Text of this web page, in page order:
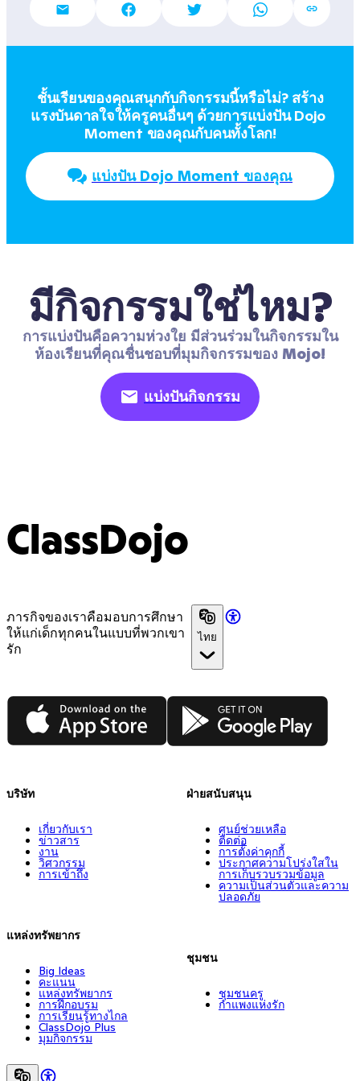
ชั้นเรียนของคุณสนุกกับกิจกรรมนี้หรือไม่? สร้าง
แรงบันดาลใจให้ครูคนอื่นๆ ด้วยการแบ่งปัน Dojo
Moment ของคุณกับคนทั้งโลก!
แบ่งปัน Dojo Moment ของคุณ
มีกิจกรรมใช่ไหม?
การแบ่งปันคือความห่วงใย มีส่วนร่วมในกิจกรรมใน
ห้องเรียนที่คุณชื่นชอบที่มุมกิจกรรมของ Mojo!
แบ่งปันกิจกรรม
ClassDojo
ภารกิจของเราคือมอบการศึกษา
ให้แก่เด็กทุกคนในแบบที่พวกเขา
รัก
ไทย
App Store Google Play
บริษัท
เกี่ยวกับเรา
ข่าวสาร
งาน
วิศวกรรม
การเข้าถึง
แหล่งทรัพยากร
Big Ideas
คะแนน
แหล่งทรัพยากร
การฝึกอบรม
การเรียนรู้ทางไกล
ClassDojo Plus
มุมกิจกรรม
ฝ่ายสนับสนุน
ศูนย์ช่วยเหลือ
ติดต่อ
การตั้งค่าคุกกี้
ประกาศความโปร่งใสใน
การเก็บรวบรวมข้อมูล
ความเป็นส่วนตัวและความ
ปลอดภัย
ชุมชน
ชุมชนครู
กำแพงแห่งรัก